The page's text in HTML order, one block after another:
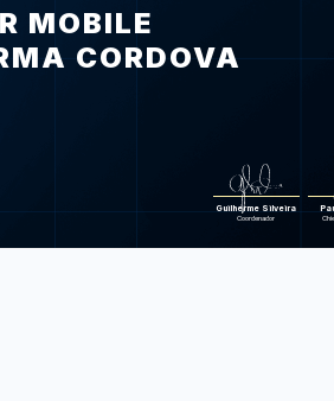
MOBILE
CORDOVA
Guilherme Silveira
Coordenador